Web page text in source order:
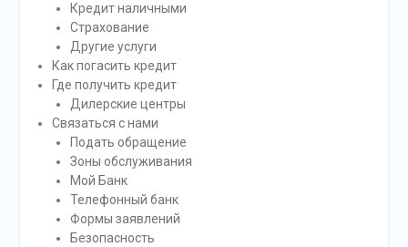
Кредит наличными
Страхование
Другие услуги
Как погасить кредит
Где получить кредит
Дилерские центры
Связаться с нами
Подать обращение
Зоны обслуживания
Мой Банк
Телефонный банк
Формы заявлений
Безопасность